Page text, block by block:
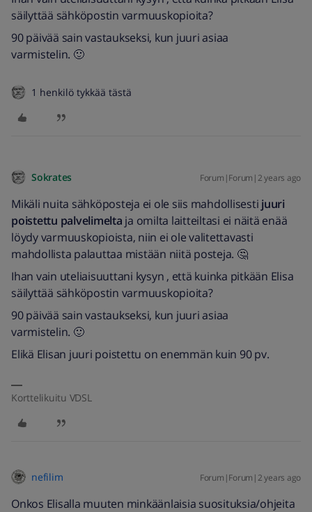
säilyttää sähköpostin varmuuskopioita?
90 päivää sain vastaukseksi, kun juuri asiaa
varmistelin. 🙂
1 henkilö tykkää tästä
Sokrates Forum|Forum|2 years ago
Mikäli nuita sähköposteja ei ole siis mahdollisesti juuri
poistettu palvelimelta ja omilta laitteiltasi ei näitä enää
löydy varmuuskopioista, niin ei ole valitettavasti
mahdollista palauttaa mistään niitä posteja. 🤔
Ihan vain uteliaisuuttani kysyn , että kuinka pitkään Elisa
säilyttää sähköpostin varmuuskopioita?
90 päivää sain vastaukseksi, kun juuri asiaa
varmistelin. 🙂
Elikä Elisan juuri poistettu on enemmän kuin 90 pv.
Korttelikuitu VDSL
nefilim Forum|Forum|2 years ago
Onkos Elisalla muuten minkäänlaisia suosituksia/ohjeita